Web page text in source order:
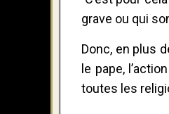
grave ou qui
Donc, en plus
le pape,
toutes les